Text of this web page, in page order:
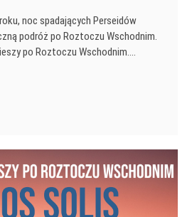
noc spadających Perseidów
podróż po Roztoczu Wschodnim.
po Roztoczu Wschodnim.…